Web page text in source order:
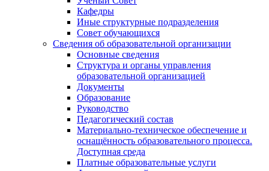
Кафедры
Иные структурные подразделения
Совет обучающихся
Сведения об образовательной организации
Основные сведения
Структура и органы управления
образовательной организацией
Документы
Образование
Руководство
Педагогический состав
Материально-техническое обеспечение и
оснащённость образовательного процесса.
Доступная среда
Платные образовательные услуги